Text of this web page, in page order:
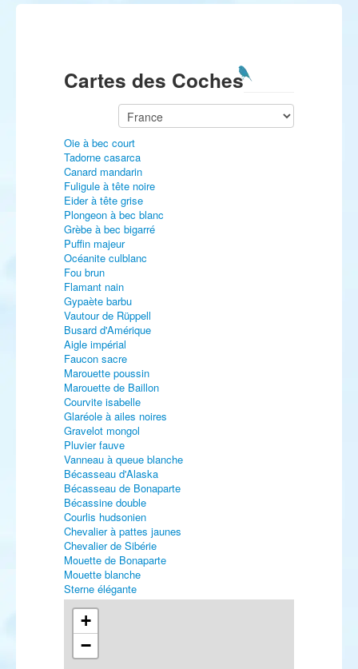
Cartes des Coches
Oie à bec court
Tadorne casarca
Canard mandarin
Fuligule à tête noire
Eider à tête grise
Plongeon à bec blanc
Grèbe à bec bigarré
Puffin majeur
Océanite culblanc
Fou brun
Flamant nain
Gypaète barbu
Vautour de Rüppell
Busard d'Amérique
Aigle impérial
Faucon sacre
Marouette poussin
Marouette de Baillon
Courvite isabelle
Glaréole à ailes noires
Gravelot mongol
Pluvier fauve
Vanneau à queue blanche
Bécasseau d'Alaska
Bécasseau de Bonaparte
Bécassine double
Courlis hudsonien
Chevalier à pattes jaunes
Chevalier de Sibérie
Mouette de Bonaparte
Mouette blanche
Sterne élégante
Sterne de Forster
Harfang des neiges
Martinet cafre
Ammomane élégante
Pipit de Godlewski
+
−